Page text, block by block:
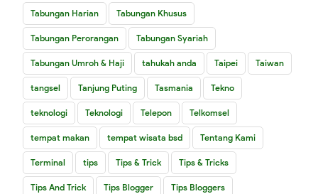
Tabungan Harian Tabungan Khusus
Tabungan Perorangan Tabungan Syariah
Tabungan Umroh & Haji tahukah anda Taipei Taiwan
tangsel Tanjung Puting Tasmania Tekno
teknologi Teknologi Telepon Telkomsel
tempat makan tempat wisata bsd Tentang Kami
Terminal tips Tips & Trick Tips & Tricks
Tips And Trick Tips Blogger Tips Bloggers